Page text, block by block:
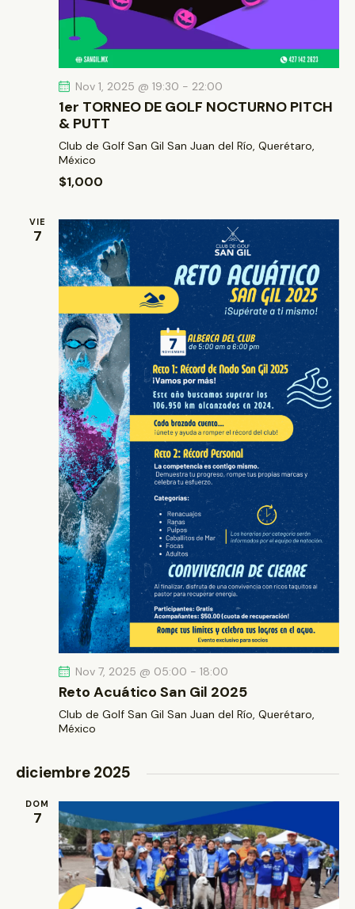
Nov 1, 2025 @ 19:30 - 22:00
1er TORNEO DE GOLF NOCTURNO PITCH
& PUTT
Club de Golf San Gil San Juan del Río, Querétaro,
México
$1,000
VIE
7
Nov 7, 2025 @ 05:00 - 18:00
Reto Acuático San Gil 2025
Club de Golf San Gil San Juan del Río, Querétaro,
México
diciembre 2025
DOM
7